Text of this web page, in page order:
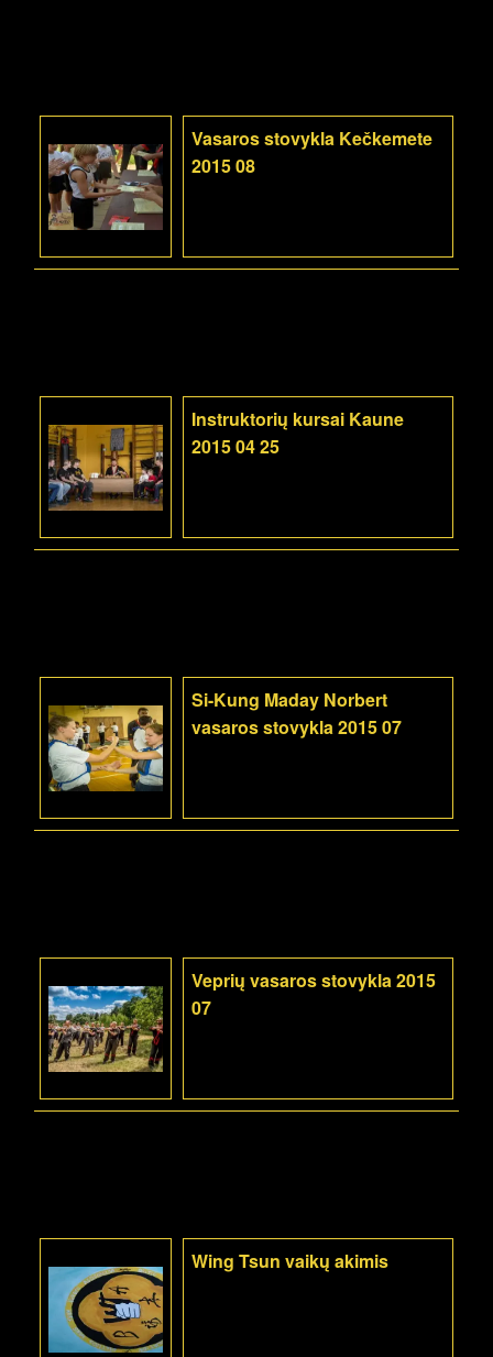
Vasaros stovykla Kečkemete
2015 08
Instruktorių kursai Kaune
2015 04 25
Si-Kung Maday Norbert
vasaros stovykla 2015 07
Veprių vasaros stovykla 2015
07
Wing Tsun vaikų akimis